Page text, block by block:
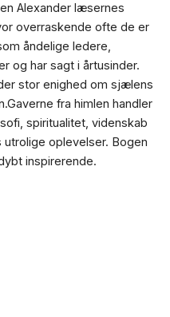
Alexander læsernes
overraskende ofte de er
åndelige ledere,
og har sagt i årtusinder.
stor enighed om sjælens
fra himlen handler
spiritualitet, videnskab
oplevelser. Bogen
inspirerende.